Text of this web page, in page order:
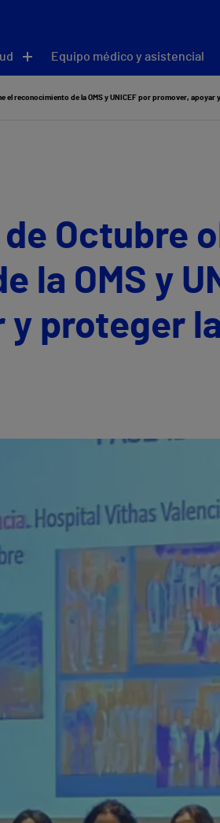
Equipo médico y asistencial
el reconocimiento de la OMS y UNICEF por promover,
Octubre
la OMS y
y proteger